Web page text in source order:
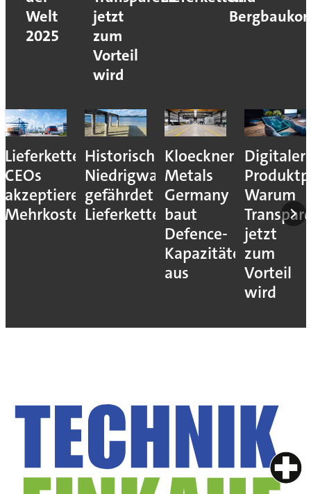
Welt
2025
jetzt
zum
Vorteil
wird
Lieferkettenresilienz:
CEOs
akzeptieren
Mehrkosten
Historisches
Niedrigwasser
gefährdet
Lieferketten
Kloeckner
Metals
Germany
baut
Defence-
Kapazitäten
aus
Digitaler
Warum
jetzt
zum
Vorteil
wird